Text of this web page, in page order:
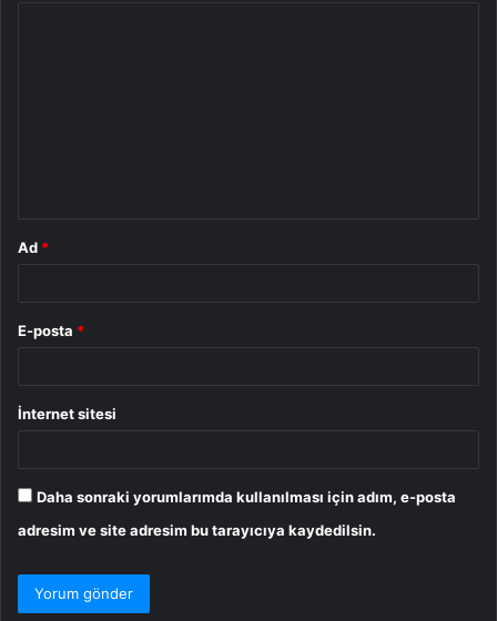
Ad *
E-posta *
İnternet sitesi
Daha sonraki yorumlarımda kullanılması için adım, e-posta
adresim ve site adresim bu tarayıcıya kaydedilsin.